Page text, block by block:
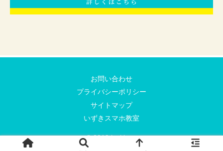
お問い合わせ
プライバシーポリシー
サイトマップ
いずきスマホ教室
© 2019 izuki.net